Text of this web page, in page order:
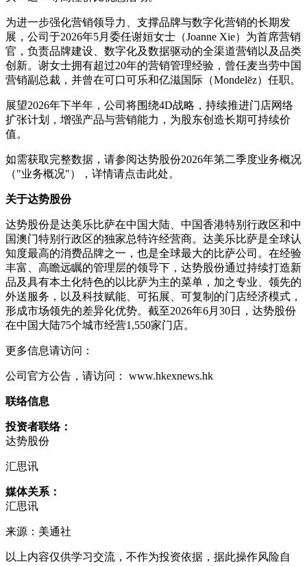
为进一步强化营销领导力、支撑品牌与数字化营销的长期发
展，公司于2026年5月委任谢姮女士（Joanne Xie）为首席营销
官，负责品牌建设、数字化及数据驱动的全渠道营销以及品类
创新。谢女士拥有超过20年的营销管理经验，曾任麦当劳中国
营销副总裁，并曾在可口可乐和亿滋国际（Mondelēz）任职。
展望2026年下半年，公司将围绕4D战略，持续推进门店网络
扩张计划，增强产品与营销能力，为股东创造长期可持续价
值。
如需获取完整数据，请参阅达势股份2026年第二季度业务概况
（"业务概况"），详情请点击此处。
关于达势股份
达势股份是达美乐比萨在中国大陆、中国香港特别行政区和中
国澳门特别行政区的独家总特许经营商。达美乐比萨是全球认
知度最高的消费品牌之一，也是全球最大的比萨公司。在经验
丰富、高瞻远瞩的管理层的领导下，达势股份通过持续打造新
品及具有本土化特色的以比萨为主的菜单，加之专业、领先的
外送服务，以及科技赋能、可拓展、可复制的门店经济模式，
形成市场领先的差异化优势。截至2026年6月30日，达势股份
在中国大陆75个城市经营1,550家门店。
更多信息请访问：
公司官方公告，请访问： www.hkexnews.hk
联络信息
投资者联络：
达势股份
汇思讯
媒体关系：
汇思讯
来源：美通社
以上内容仅供学习交流，不作为投资依据，据此操作风险自